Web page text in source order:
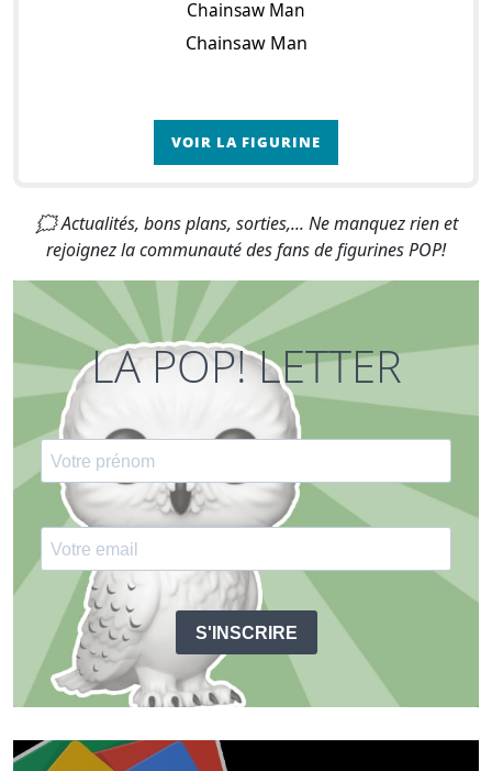
Chainsaw Man
Chainsaw Man
VOIR LA FIGURINE
🗯 Actualités, bons plans, sorties,... Ne manquez rien et
rejoignez la communauté des fans de figurines POP!
LA POP! LETTER
S'INSCRIRE